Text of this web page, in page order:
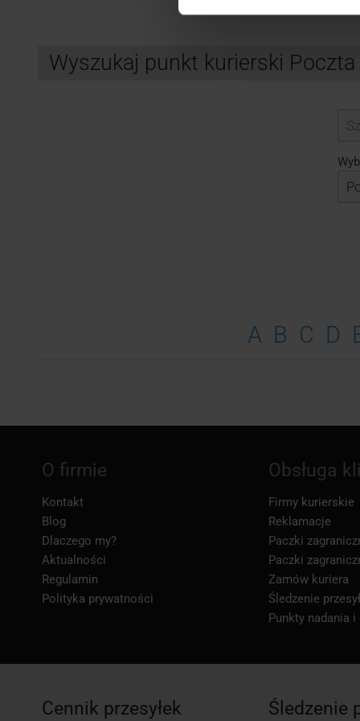
Wyszukaj punkt kurierski
A B C D
O firmie
Kontakt
Blog
Dlaczego my?
Aktualności
Regulamin
Polityka prywatności
Obsługa
Firmy kurierskie
Reklamacje
Paczki
Paczki
Zamów kuriera
Śledzenie
Punkty nadania i
Cennik przesyłek Śledzenie